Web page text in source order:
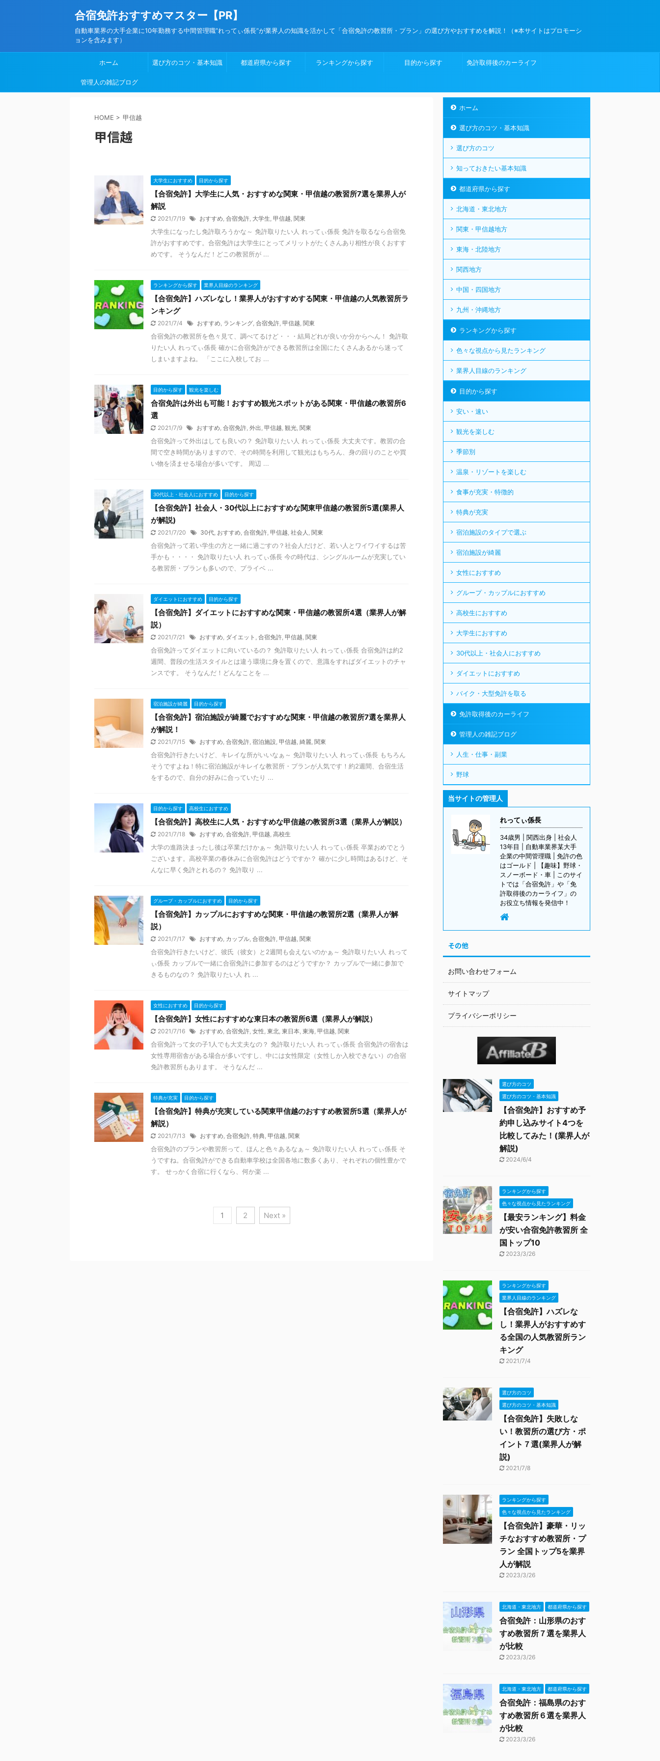
合宿免許おすすめマスター【PR】
自動車業界の大手企業に10年勤務する中間管理職”れってぃ係長”が業界人の知識を活かして「合宿免許の教習所・プラン」の選び方やおすすめを解説！（※本サイトはプロモーシ
ョンを含みます）
ホーム 選び方のコツ・基本知識 都道府県から探す ランキングから探す 目的から探す 免許取得後のカーライフ
管理人の雑記ブログ
HOME > 甲信越
甲信越
大学生におすすめ 目的から探す
【合宿免許】大学生に人気・おすすめな関東・甲信越の教習所7選を業界人が
解説
2021/7/19 おすすめ, 合宿免許, 大学生, 甲信越, 関東
大学生になったし免許取ろうかな～ 免許取りたい人 れってぃ係長 免許を取るなら合宿免
許がおすすめです。合宿免許は大学生にとってメリットがたくさんあり相性が良くおすす
めです。 そうなんだ！どこの教習所が ...
ランキングから探す 業界人目線のランキング
【合宿免許】ハズレなし！業界人がおすすめする関東・甲信越の人気教習所ラ
ンキング
2021/7/4 おすすめ, ランキング, 合宿免許, 甲信越, 関東
合宿免許の教習所を色々見て、調べてるけど・・・結局どれが良いか分からへん！ 免許取
りたい人 れってぃ係長 確かに合宿免許ができる教習所は全国にたくさんあるから迷って
しまいますよね。 「ここに入校してお ...
目的から探す 観光を楽しむ
合宿免許は外出も可能！おすすめ観光スポットがある関東・甲信越の教習所6
選
2021/7/9 おすすめ, 合宿免許, 外出 , 甲信越, 観光, 関東
合宿免許って外出はしても良いの？ 免許取りたい人 れってぃ係長 大丈夫です。教習の合
間で空き時間がありますので、その時間を利用して観光はもちろん、身の回りのことや買
い物を済ませる場合が多いです。 周辺 ...
30代以上・社会人におすすめ 目的から探す
【合宿免許】社会人・30代以上におすすめな関東甲信越の教習所5選(業界人
が解説)
2021/7/20 30代, おすすめ, 合宿免許, 甲信越, 社会人 , 関東
合宿免許って若い学生の方と一緒に過ごすの？社会人だけど、若い人とワイワイするは苦
手かも・・・・ 免許取りたい人 れってぃ係長 今の時代は、シングルルームが充実してい
る教習所・プランも多いので、プライベ ...
ダイエットにおすすめ 目的から探す
【合宿免許】ダイエットにおすすめな関東・甲信越の教習所4選（業界人が解
説）
2021/7/21 おすすめ, ダイエット , 合宿免許, 甲信越, 関東
合宿免許ってダイエットに向いているの？ 免許取りたい人 れってぃ係長 合宿免許は約2
週間、普段の生活スタイルとは違う環境に身を置くので、意識をすればダイエットのチャ
ンスです。 そうなんだ！どんなことを ...
宿泊施設が綺麗 目的から探す
【合宿免許】宿泊施設が綺麗でおすすめな関東・甲信越の教習所7選を業界人
が解説！
2021/7/15 おすすめ, 合宿免許, 宿泊施設, 甲信越, 綺麗, 関東
合宿免許行きたいけど、キレイな所がいいなぁ～ 免許取りたい人 れってぃ係長 もちろん
そうですよね！特に宿泊施設がキレイな教習所・プランが人気です！約2週間、合宿生活
をするので、自分の好みに合っていたり ...
目的から探す 高校生におすすめ
【合宿免許】高校生に人気・おすすめな甲信越の教習所3選（業界人が解説）
2021/7/18 おすすめ, 合宿免許, 甲信越, 高校生
大学の進路決まったし後は卒業だけかぁ～ 免許取りたい人 れってぃ係長 卒業おめでとう
ございます。高校卒業の春休みに合宿免許はどうですか？ 確かに少し時間はあるけど、そ
んなに早く免許とれるの？ 免許取り ...
グループ・カップルにおすすめ 目的から探す
【合宿免許】カップルにおすすめな関東・甲信越の教習所2選（業界人が解
説）
2021/7/17 おすすめ, カップル, 合宿免許, 甲信越, 関東
合宿免許行きたいけど、彼氏（彼女）と2週間も会えないのかぁ～ 免許取りたい人 れって
ぃ係長 カップルで一緒に合宿免許に参加するのはどうですか？ カップルで一緒に参加で
きるものなの？ 免許取りたい人 れ ...
女性におすすめ 目的から探す
【合宿免許】女性におすすめな東日本の教習所6選（業界人が解説）
2021/7/16 おすすめ, 合宿免許, 女性, 東北, 東日本, 東海, 甲信越, 関東
合宿免許って女の子1人でも大丈夫なの？ 免許取りたい人 れってぃ係長 合宿免許の宿舎は
女性専用宿舎がある場合が多いですし、中には女性限定（女性しか入校できない）の合宿
免許教習所もあります。 そうなんだ ...
特典が充実 目的から探す
【合宿免許】特典が充実している関東甲信越のおすすめ教習所5選（業界人が
解説）
2021/7/13 おすすめ, 合宿免許, 特典, 甲信越, 関東
合宿免許のプランや教習所って、ほんと色々あるなぁ～ 免許取りたい人 れってぃ係長 そ
うですね。合宿免許ができる自動車学校は全国各地に数多くあり、それぞれの個性豊かで
す。 せっかく合宿に行くなら、何か楽 ...
1 2 Next »
ホーム
選び方のコツ・基本知識
選び方のコツ
知っておきたい基本知識
都道府県から探す
北海道・東北地方
関東・甲信越地方
東海・北陸地方
関西地方
中国・四国地方
九州・沖縄地方
ランキングから探す
色々な視点から見たランキング
業界人目線のランキング
目的から探す
安い・速い
観光を楽しむ
季節別
温泉・リゾートを楽しむ
食事が充実・特徴的
特典が充実
宿泊施設のタイプで選ぶ
宿泊施設が綺麗
女性におすすめ
グループ・カップルにおすすめ
高校生におすすめ
大学生におすすめ
30代以上・社会人におすすめ
ダイエットにおすすめ
バイク・大型免許を取る
免許取得後のカーライフ
管理人の雑記ブログ
人生・仕事・副業
野球
当サイトの管理人
れってぃ係長
34歳男 | 関西出身 | 社会人
13年目 | 自動車業界某大手
企業の中間管理職 | 免許の色
はゴールド | 【趣味】野球・
スノーボード・車 | このサイ
トでは「合宿免許」や「免
許取得後のカーライフ」の
お役立ち情報を発信中！
その他
お問い合わせフォーム
サイトマップ
プライバシーポリシー
選び方のコツ
選び方のコツ・基本知識
【合宿免許】おすすめ予
約申し込みサイト4つを
比較してみた！(業界人が
解説)
2024/6/4
ランキングから探す
色々な視点から見たランキング
【最安ランキング】料金
が安い合宿免許教習所 全
国トップ10
2023/3/26
ランキングから探す
業界人目線のランキング
【合宿免許】ハズレな
し！業界人がおすすめす
る全国の人気教習所ラン
キング
2021/7/4
選び方のコツ
選び方のコツ・基本知識
【合宿免許】失敗しな
い！教習所の選び方・ポ
イント７選(業界人が解
説)
2021/7/8
ランキングから探す
色々な視点から見たランキング
【合宿免許】豪華・リッ
チなおすすめ教習所・プ
ラン 全国トップ5を業界
人が解説
2023/3/26
北海道・東北地方 都道府県から探す
合宿免許：山形県のおす
すめ教習所７選を業界人
が比較
2023/3/26
北海道・東北地方 都道府県から探す
合宿免許：福島県のおす
すめ教習所６選を業界人
が比較
2023/3/26